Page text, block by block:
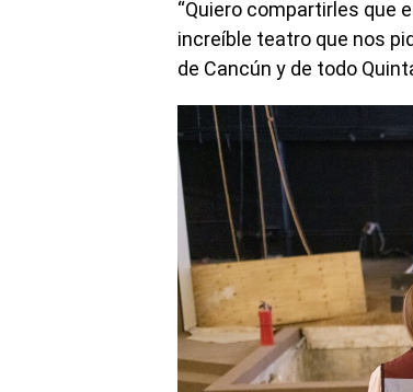
“Quiero compartirles que
increíble teatro que nos
de Cancún y de todo